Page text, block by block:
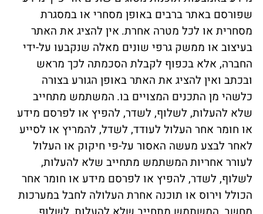
שפורסם באתר ברבים באופן מסחרי או במסגרת
מסחרית או לכל מטרה אחרת. אין להציג את האתר
בעיצוב או ממשק גרפי שונים מאלה שנקבעו על-ידי
החברה, אלא בכפוף לקבלת הסכמתה לכך מראש
ובכתב ואין להציג את האתר באופן הגורע בצורה
כלשהי מן התכנים המצויים בו. המשתמש מתחייב
שלא להעלות, לשלוף, לשדר, להפיץ או לפרסם מידע
או חומר אחר העלול לעודד, לשדל, להמריץ או לסייע
לאחר לבצע מעשה האסור על-פי חיקוק או העלול
לעורר אחריותהמשתמש מתחייב שלא להעלות,
לשלוף, לשדר, להפיץ או לפרסם מידע או חומר אחר
הכולל וירוס או תוכנה אחרת העלולה לחבל במערכות